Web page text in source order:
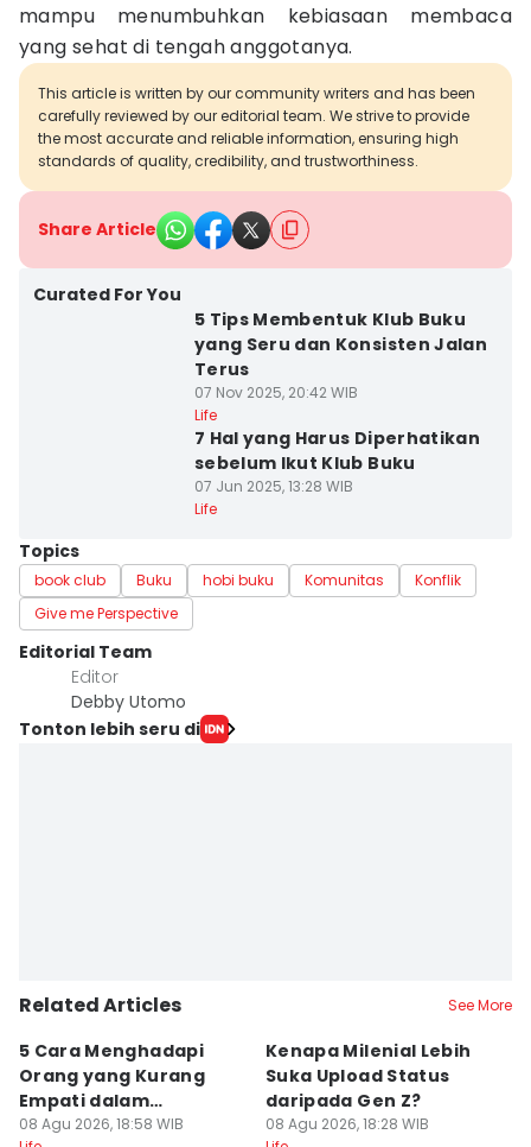
mampu menumbuhkan kebiasaan membaca
yang sehat di tengah anggotanya.
This article is written by our community writers and has been
carefully reviewed by our editorial team. We strive to provide
the most accurate and reliable information, ensuring high
standards of quality, credibility, and trustworthiness.
Share Article
Curated For You
5 Tips Membentuk Klub Buku
yang Seru dan Konsisten Jalan
Terus
07 Nov 2025, 20:42 WIB
Life
7 Hal yang Harus Diperhatikan
sebelum Ikut Klub Buku
07 Jun 2025, 13:28 WIB
Life
Topics
book club Buku hobi buku Komunitas
Konflik
Give me Perspective
Editorial Team
Editor
Debby Utomo
Tonton lebih seru di
Related Articles See More
5 Cara Menghadapi
Orang yang Kurang
Empati dalam
Pertemanan
08 Agu 2026, 18:58 WIB
Kenapa Milenial Lebih
Suka Upload Status
daripada Gen Z?
08 Agu 2026, 18:28 WIB